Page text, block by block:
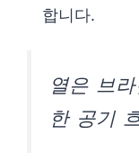
합니다.
열은 브
한 공기